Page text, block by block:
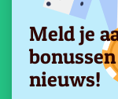
Meld je
nieuws!